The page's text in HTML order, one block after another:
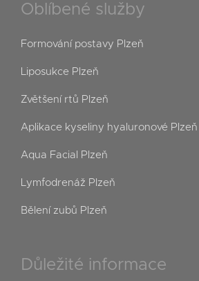
Oblíbené služby
Formování postavy Plzeň
Liposukce Plzeň
Zvětšení rtů Plzeň
Aplikace kyseliny hyaluronové Plzeň
Aqua Facial Plzeň
Lymfodrenáž Plzeň
Bělení zubů Plzeň
Důležité informace